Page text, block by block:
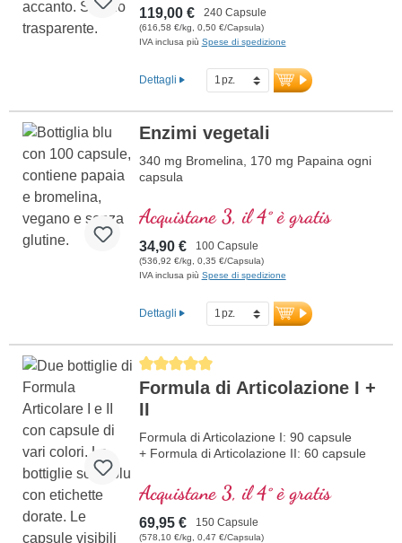
119,00 € 240 Capsule
(616,58 €/kg, 0,50 €/Capsula)
IVA inclusa più Spese di spedizione
Dettagli
Enzimi vegetali
340 mg Bromelina, 170 mg Papaina ogni
capsula
Acquistane 3, il 4° è gratis
34,90 € 100 Capsule
(536,92 €/kg, 0,35 €/Capsula)
IVA inclusa più Spese di spedizione
Dettagli
Average rating of 5 out of 5 stars
Formula di Articolazione I +
II
Formula di Articolazione I: 90 capsule
+ Formula di Articolazione II: 60 capsule
Acquistane 3, il 4° è gratis
69,95 € 150 Capsule
(578,10 €/kg, 0,47 €/Capsula)